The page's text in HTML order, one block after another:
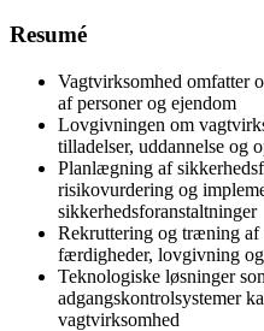
Resumé
Vagtvirksomhed omfatter
af personer og ejendom
Lovgivningen om
tilladelser, uddannelse og
Planlægning af
risikovurdering og
sikkerhedsforanstaltninger
Rekruttering og træning af
færdigheder, lovgivning
Teknologiske løsninger
adgangskontrolsystemer
vagtvirksomhed